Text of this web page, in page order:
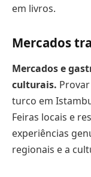
em livros.
Mercados
Mercados e
culturais.
turco em
Feiras locais e
experiências
regionais e a